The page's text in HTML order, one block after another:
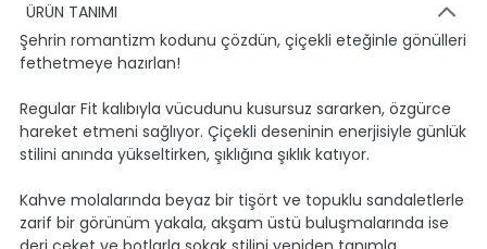
ÜRÜN TANIMI
Şehrin romantizm kodunu çözdün, çiçekli eteğinle gönülleri
fethetmeye hazırlan!
Regular Fit kalıbıyla vücudunu kusursuz sararken, özgürce
hareket etmeni sağlıyor. Çiçekli deseninin enerjisiyle günlük
stilini anında yükseltirken, şıklığına şıklık katıyor.
Kahve molalarında beyaz bir tişört ve topuklu sandaletlerle
zarif bir görünüm yakala, akşam üstü buluşmalarında ise